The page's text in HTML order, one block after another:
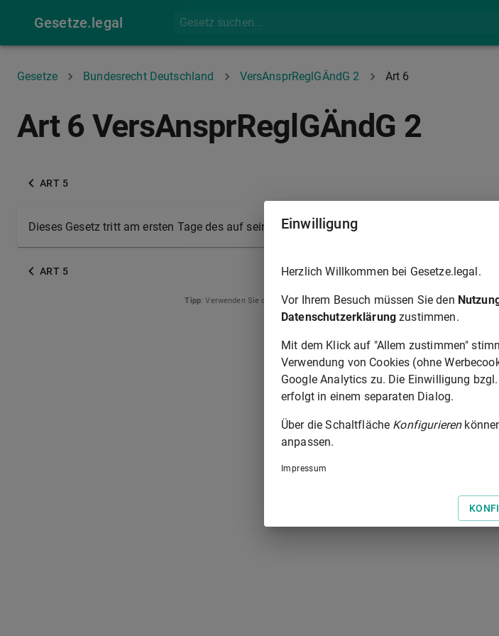
Gesetze.legal
Gesetze Bundesrecht Deutschland VersAnsprReglGÄndG 2 Art 6
Art 6 VersAnsprReglGÄndG 2
ART 5
Dieses Gesetz tritt am ersten Tage des auf seine Verkündung folgenden zweiten Monats in
ART 5
Tipp: Verwenden Sie die Pfeiltasten der Tastatur zur Navigation zwischen Normen.
Einwilligung
Herzlich Willkommen bei Gesetze.legal.
Vor Ihrem Besuch müssen Sie den
Datenschutzerklärung zustimmen.
Mit dem Klick auf "Allem zustimmen"
Verwendung von Cookies (ohne
Google Analytics zu. Die Einwilligung
erfolgt in einem separaten Dialog.
Über die Schaltfläche Konfigurieren
anpassen.
Impressum